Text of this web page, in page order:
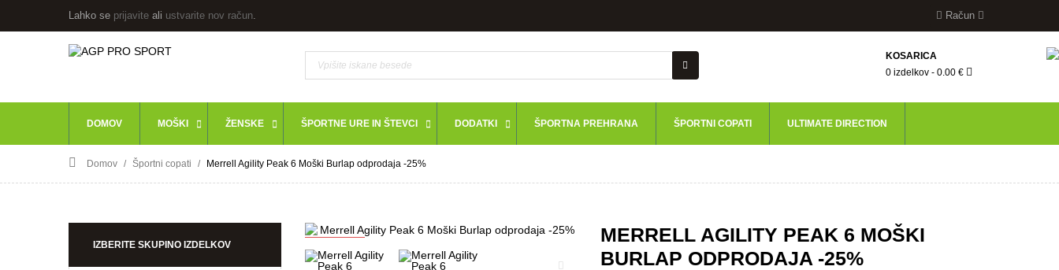
Lahko se prijavite ali ustvarite nov račun. Račun
KOŠARICA
0 izdelkov - 0.00 €
DOMOV MOŠKI ŽENSKE ŠPORTNE URE IN ŠTEVCI DODATKI ŠPORTNA PREHRANA ŠPORTNI COPATI ULTIMATE DIRECTION
Domov Športni copati Merrell Agility Peak 6 Moški Burlap odprodaja -25%
IZBERITE SKUPINO IZDELKOV
MERRELL AGILITY PEAK 6 MOŠKI
BURLAP ODPRODAJA -25%